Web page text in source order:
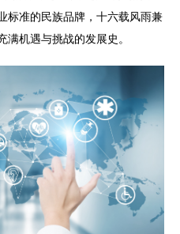
标准的民族品牌，十六载风雨兼
机遇与挑战的发展史。